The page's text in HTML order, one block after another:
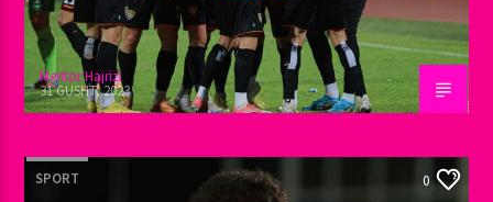
Mentor Hajrizi
31 GUSHT, 2023
SPORT 0